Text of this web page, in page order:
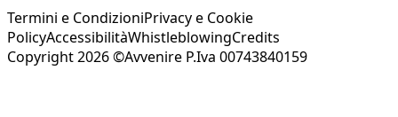
Termini e CondizioniPrivacy e Cookie
PolicyAccessibilitàWhistleblowingCredits
Copyright 2026 ©Avvenire P.Iva 00743840159